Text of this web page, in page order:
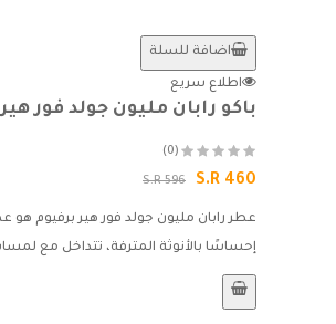
اضافة للسلة
اطلاع سريع
باكو رابان مليون جولد فور هير
(0)
S.R 460
S.R 596
عطر رابان مليون جولد فور هير برفيوم هو
إحساسًا بالأنوثة المترفة، تتداخل مع